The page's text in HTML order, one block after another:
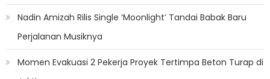
Nadin Amizah Rilis Single ‘Moonlight’ Tandai Babak Baru
Perjalanan Musiknya
Momen Evakuasi 2 Pekerja Proyek Tertimpa Beton Turap di